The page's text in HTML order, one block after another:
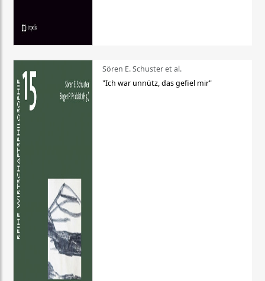
Sören E. Schuster et al.
"Ich war unnütz, das gefiel mir"